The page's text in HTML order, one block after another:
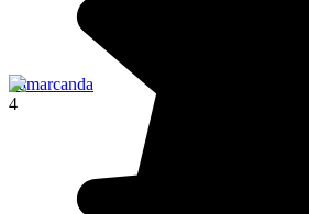
Samarcanda
4